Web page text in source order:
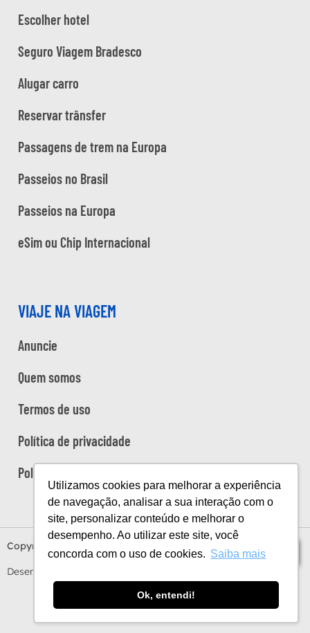
Utilizamos cookies para melhorar a experiência
de navegação, analisar a sua interação com o
site, personalizar conteúdo e melhorar o
desempenho. Ao utilizar este site, você
concorda com o uso de cookies. Saiba mais
Ok, entendi!
Índice
Escolher hotel
Seguro Viagem Bradesco
Alugar carro
Reservar trânsfer
Passagens de trem na Europa
Passeios no Brasil
Passeios na Europa
eSim ou Chip Internacional
VIAJE NA VIAGEM
Anuncie
Quem somos
Termos de uso
Política de privacidade
Política de cookies
Copyright Viaje na Viagem © 2026
Desenvolvido por